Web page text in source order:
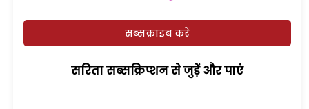
सब्सक्राइब करें
सरिता सब्सक्रिप्शन से जुड़ेें और पाएं